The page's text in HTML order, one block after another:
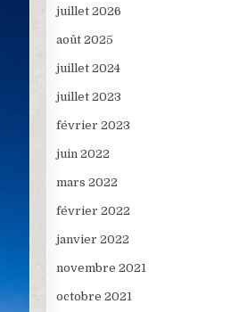
juillet 2026
août 2025
juillet 2024
juillet 2023
février 2023
juin 2022
mars 2022
février 2022
janvier 2022
novembre 2021
octobre 2021